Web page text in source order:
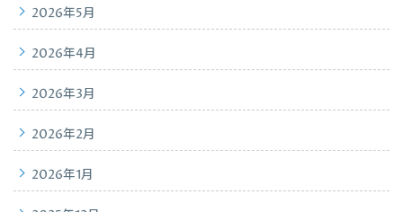
2026年5月
2026年4月
2026年3月
2026年2月
2026年1月